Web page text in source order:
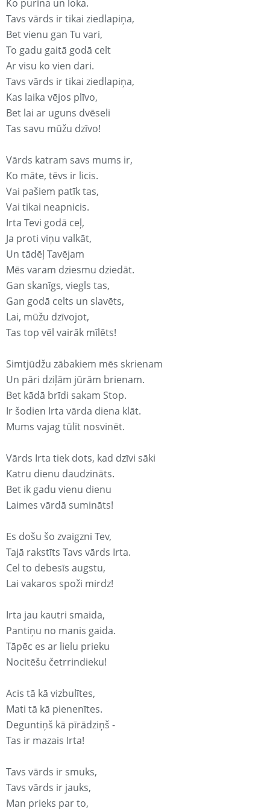
Ko purina un loka.
Tavs vārds ir tikai ziedlapiņa,
Bet vienu gan Tu vari,
To gadu gaitā godā celt
Ar visu ko vien dari.
Tavs vārds ir tikai ziedlapiņa,
Kas laika vējos plīvo,
Bet lai ar uguns dvēseli
Tas savu mūžu dzīvo!
Vārds katram savs mums ir,
Ko māte, tēvs ir licis.
Vai pašiem patīk tas,
Vai tikai neapnicis.
Irta Tevi godā ceļ,
Ja proti viņu valkāt,
Un tādēļ Tavējam
Mēs varam dziesmu dziedāt.
Gan skanīgs, viegls tas,
Gan godā celts un slavēts,
Lai, mūžu dzīvojot,
Tas top vēl vairāk mīlēts!
Simtjūdžu zābakiem mēs skrienam
Un pāri dziļām jūrām brienam.
Bet kādā brīdi sakam Stop.
Ir šodien Irta vārda diena klāt.
Mums vajag tūlīt nosvinēt.
Vārds Irta tiek dots, kad dzīvi sāki
Katru dienu daudzināts.
Bet ik gadu vienu dienu
Laimes vārdā sumināts!
Es došu šo zvaigzni Tev,
Tajā rakstīts Tavs vārds Irta.
Cel to debesīs augstu,
Lai vakaros spoži mirdz!
Irta jau kautri smaida,
Pantiņu no manis gaida.
Tāpēc es ar lielu prieku
Nocitēšu četrrindieku!
Acis tā kā vizbulītes,
Mati tā kā pienenītes.
Deguntiņš kā pīrādziņš -
Tas ir mazais Irta!
Tavs vārds ir smuks,
Tavs vārds ir jauks,
Man prieks par to,